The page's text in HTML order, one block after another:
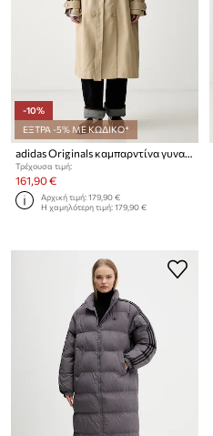
-10%
ΕΞΤΡΑ -5% ΜΕ ΚΩΔΙΚΟ*
adidas Originals καμπαρντίνα γυναικεία
Τρέχουσα τιμή:
161,90 €
Αρχική τιμή:179,90 €
Η χαμηλότερη τιμή:179,90 €